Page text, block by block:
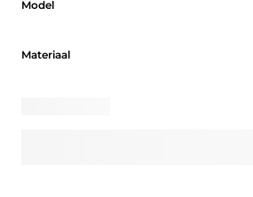
Model
Materiaal